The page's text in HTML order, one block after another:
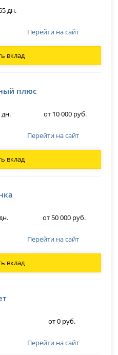
дн.
Перейти на сайт
вклад
плюс
дн. от 10 000 руб.
Перейти на сайт
вклад
от 50 000 руб.
Перейти на сайт
вклад
от 0 руб.
Перейти на сайт